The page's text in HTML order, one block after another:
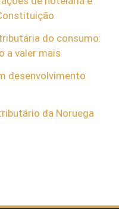
do consumo:
a valer mais
desenvolvimento
da Noruega